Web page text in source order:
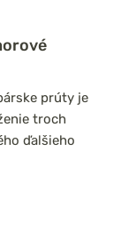
prúty je
troch
ďalšieho